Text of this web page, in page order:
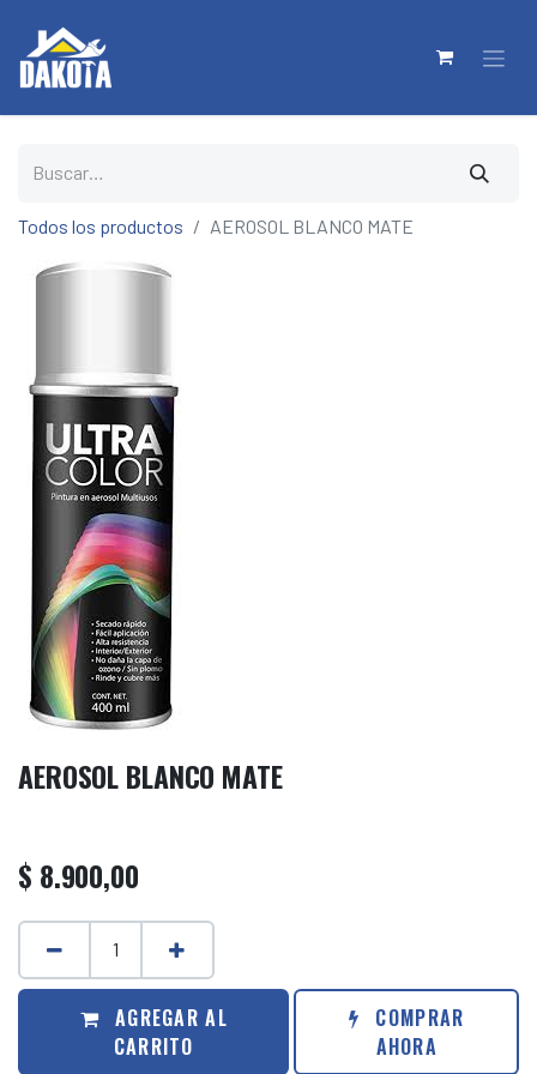
Todos los productos AEROSOL BLANCO MATE
AEROSOL BLANCO MATE
$ 8.900,00
AGREGAR AL
CARRITO
COMPRAR
AHORA